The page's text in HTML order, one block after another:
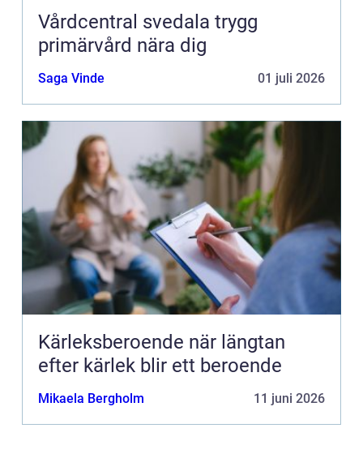
Vårdcentral svedala trygg
primärvård nära dig
Saga Vinde 01 juli 2026
Kärleksberoende när längtan
efter kärlek blir ett beroende
Mikaela Bergholm 11 juni 2026